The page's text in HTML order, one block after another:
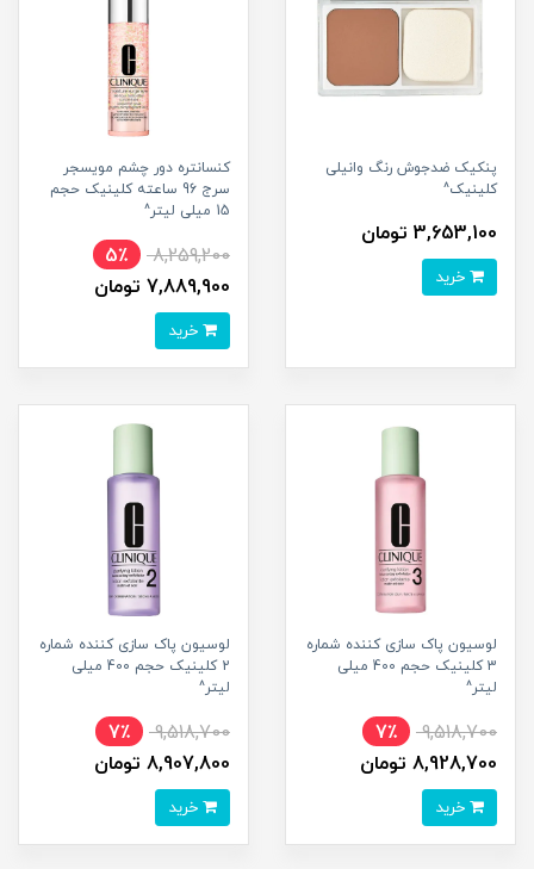
پنکیک ضدجوش رنگ وانیلی
کلینیک^
3,653,100 تومان
کنسانتره دور چشم مویسجر
سرج 96 ساعته کلینیک حجم
15 میلی لیتر^
8,259,200
5٪
7,889,900 تومان
لوسیون پاک سازی کننده شماره
3 کلینیک حجم 400 میلی
لیتر^
9,518,700
7٪
8,928,700 تومان
لوسیون پاک سازی کننده شماره
2 کلینیک حجم 400 میلی
لیتر^
9,518,700
7٪
8,907,800 تومان